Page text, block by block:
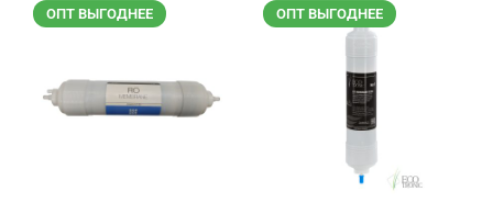
ОПТ ВЫГОДНЕЕ ОПТ ВЫГОДНЕЕ